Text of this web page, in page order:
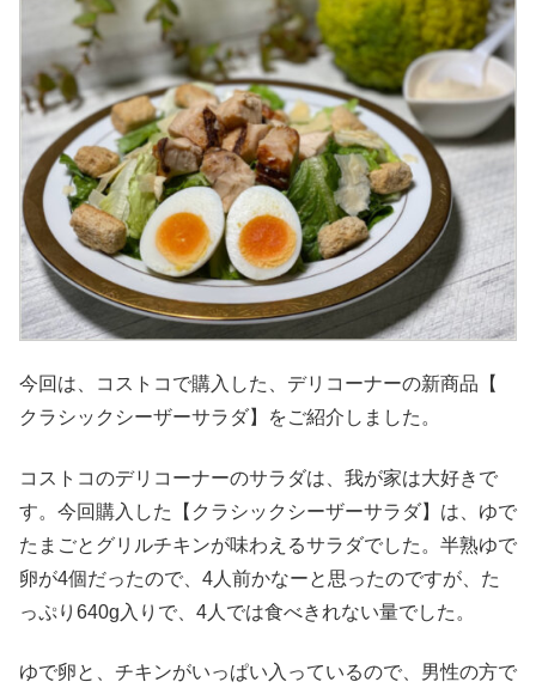
今回は、コストコで購入した、デリコーナーの新商品【
クラシックシーザーサラダ】をご紹介しました。
コストコのデリコーナーのサラダは、我が家は大好きで
す。今回購入した【クラシックシーザーサラダ】は、ゆで
たまごとグリルチキンが味わえるサラダでした。半熟ゆで
卵が4個だったので、4人前かなーと思ったのですが、た
っぷり640g入りで、4人では食べきれない量でした。
ゆで卵と、チキンがいっぱい入っているので、男性の方で